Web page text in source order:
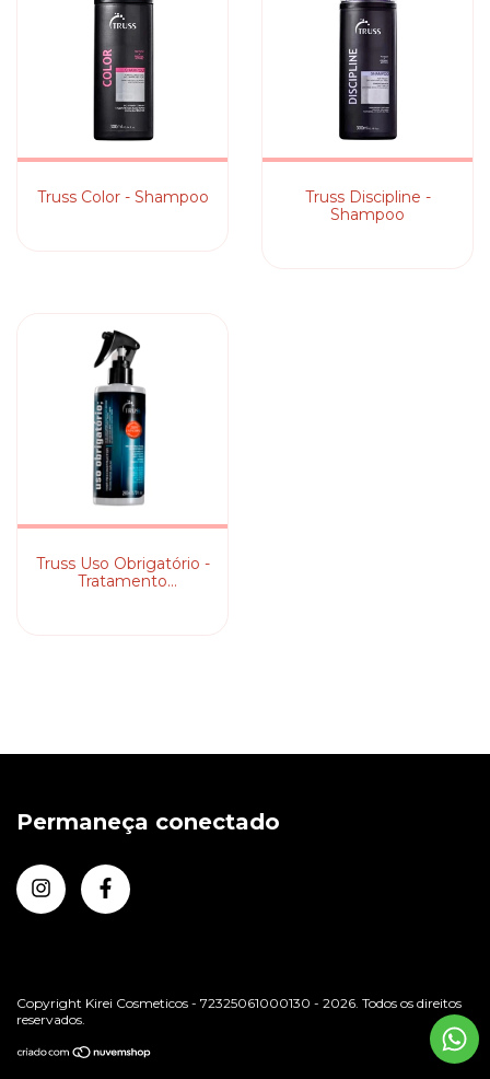
Truss Color - Shampoo
Truss Discipline -
Shampoo
Truss Uso Obrigatório -
Tratamento
Permaneça conectado
Copyright Kirei Cosmeticos - 72325061000130 - 2026. Todos os direitos
reservados.